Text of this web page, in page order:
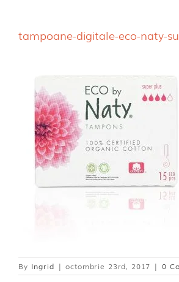
Dischete alaptare
tampoane-digitale-eco-naty-
By Ingrid | octombrie 23rd, 2017 | 0